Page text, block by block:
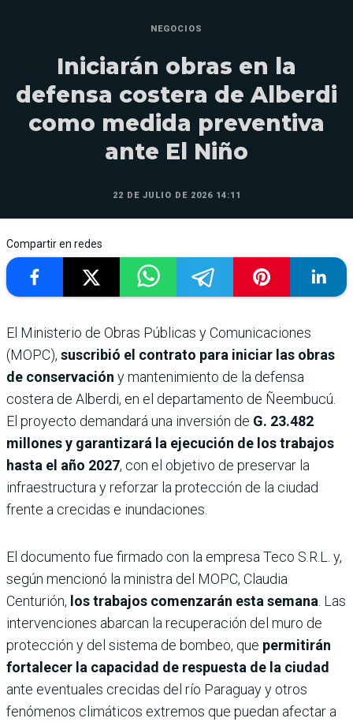
NEGOCIOS
Iniciarán obras en la
defensa costera de Alberdi
como medida preventiva
ante El Niño
22 DE JULIO DE 2026 14:11
Compartir en redes
El Ministerio de Obras Públicas y Comunicaciones
(MOPC), suscribió el contrato para iniciar las obras
de conservación y mantenimiento de la defensa
costera de Alberdi, en el departamento de Ñeembucú.
El proyecto demandará una inversión de G. 23.482
millones y garantizará la ejecución de los trabajos
hasta el año 2027, con el objetivo de preservar la
infraestructura y reforzar la protección de la ciudad
frente a crecidas e inundaciones.
El documento fue firmado con la empresa Teco S.R.L. y,
según mencionó la ministra del MOPC, Claudia
Centurión, los trabajos comenzarán esta semana . Las
intervenciones abarcan la recuperación del muro de
protección y del sistema de bombeo, que permitirán
fortalecer la capacidad de respuesta de la ciudad
ante eventuales crecidas del río Paraguay y otros
fenómenos climáticos extremos que puedan afectar a